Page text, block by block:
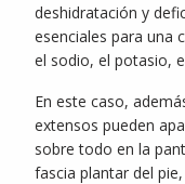
deshidratación y
esenciales para una
el sodio, el potasio,
En este caso,
extensos pueden
sobre todo en la
fascia plantar del